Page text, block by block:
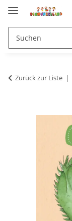
Zurück zur Liste